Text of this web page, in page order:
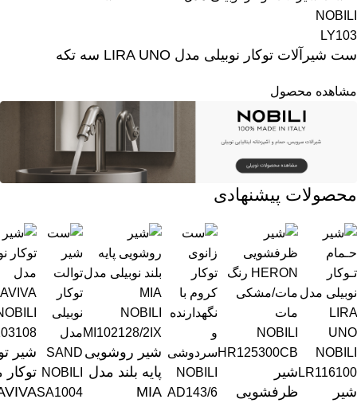
NOBILI
LY103
ست شیرآلات توکار نوبیلی مدل LIRA UNO سه تکه
مشاهده محصول
محصولات پیشنهادی
NOBILI
LR116100
شیر
NOBILI
HR125300CB
شیر
ظرفشویی
NOBILI
AD143/6
NOBILI
MI102128/2IX
شیر روشویی
پایه بلند مدل
MIA
NOBILI
SA1004
شیر